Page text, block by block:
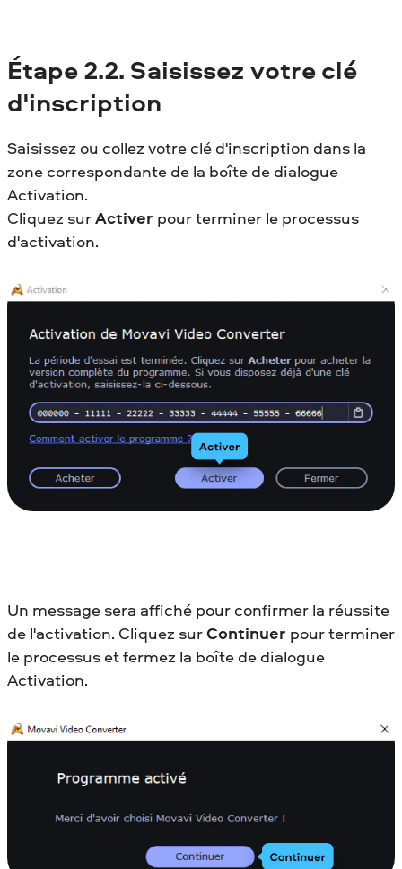
Étape 2.2. Saisissez votre clé
d'inscription
Saisissez ou collez votre clé d'inscription dans la
zone correspondante de la boîte de dialogue
Activation.
Cliquez surActiver pour terminer le processus
d'activation.
Un message sera affiché pour confirmer la réussite
de l'activation. Cliquez surContinuer pour terminer
le processus et fermez la boîte de dialogue
Activation.